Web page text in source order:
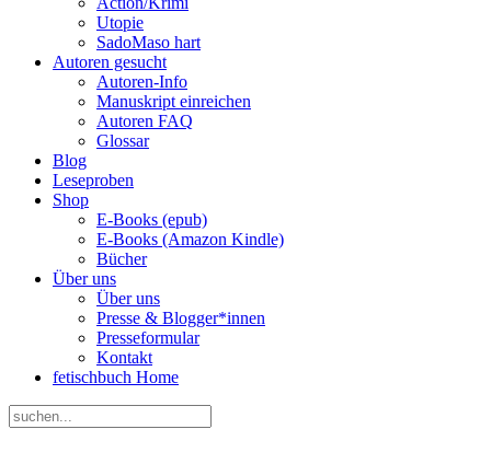
Utopie
SadoMaso hart
Autoren gesucht
Autoren-Info
Manuskript einreichen
Autoren FAQ
Glossar
Blog
Leseproben
Shop
E-Books (epub)
E-Books (Amazon Kindle)
Bücher
Über uns
Über uns
Presse & Blogger*innen
Presseformular
Kontakt
fetischbuch Home